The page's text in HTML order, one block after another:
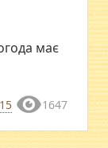
має
1647